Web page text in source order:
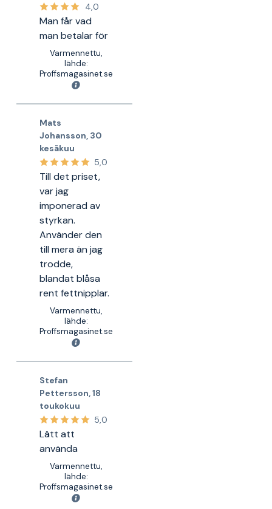
4,0
Man får vad
man betalar för
Varmennettu,
lähde:
Proffsmagasinet.se
Mats
Johansson, 30
kesäkuu
5,0
Till det priset,
var jag
imponerad av
styrkan.
Använder den
till mera än jag
trodde,
blandat blåsa
rent fettnipplar.
Varmennettu,
lähde:
Proffsmagasinet.se
Stefan
Pettersson,18
toukokuu
5,0
Lätt att
använda
Varmennettu,
lähde:
Proffsmagasinet.se